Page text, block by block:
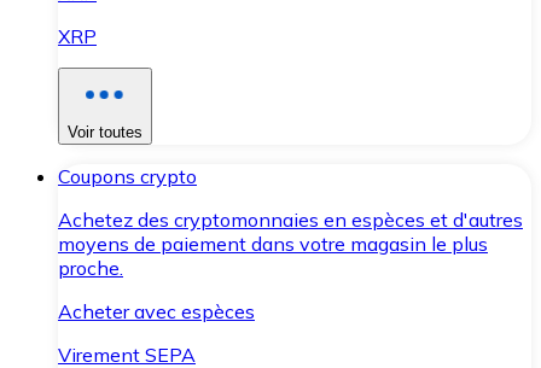
XRP
Voir toutes
Coupons crypto
Achetez des cryptomonnaies en espèces et d'autres
moyens de paiement dans votre magasin le plus
proche.
Acheter avec espèces
Virement SEPA